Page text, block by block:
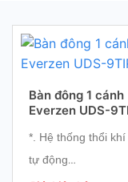
Bàn đông 1 cánh
Everzen UDS-
*. Hệ thống thổi khí
tự động